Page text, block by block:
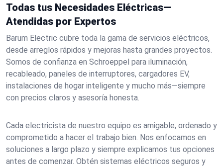
Todas tus Necesidades Eléctricas—
Atendidas por Expertos
Barum Electric cubre toda la gama de servicios eléctricos,
desde arreglos rápidos y mejoras hasta grandes proyectos.
Somos de confianza en Schroeppel para iluminación,
recableado, paneles de interruptores, cargadores EV,
instalaciones de hogar inteligente y mucho más—siempre
con precios claros y asesoría honesta.
Cada electricista de nuestro equipo es amigable, ordenado y
comprometido a hacer el trabajo bien. Nos enfocamos en
soluciones a largo plazo y siempre explicamos tus opciones
antes de comenzar. Obtén sistemas eléctricos seguros y